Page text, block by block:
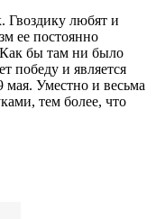
любят и
ее постоянно
бы там ни было
победу и является
мая. Уместно и весьма
тем более, что